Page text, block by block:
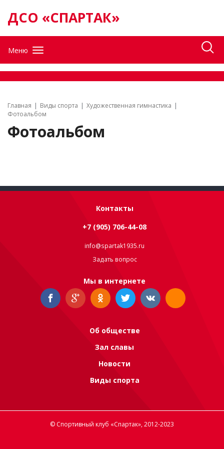
ДСО «СПАРТАК»
Меню
Главная Виды спорта
Художественная гимнастика
Фотоальбом
Фотоальбом
Контакты
+7 (905) 706-44-08
info@spartak1935.ru
Задать вопрос
Мы в интернете
Об обществе
Зал славы
Новости
Виды спорта
© Спортивный клуб «Спартак», 2012-2023